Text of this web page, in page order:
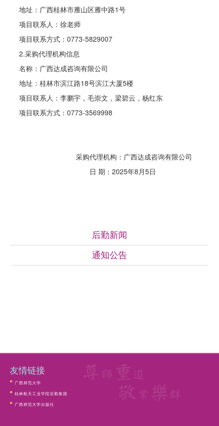
地址：广西桂林市雁山区雁中路1号
项目联系人：徐老师
项目联系方式：0773-5829007
2.采购代理机构信息
名称：广西达成咨询有限公司
地址：桂林市滨江路18号滨江大厦5楼
项目联系人：李鹏宇，毛崇文，梁碧云，杨红东
项目联系方式：0773-3569998
采购代理机构：广西达成咨询有限公司
日 期：2025年8月5日
后勤新闻
通知公告
友情链接
广西师范大学
桂林航天工业学院后勤集团
广西师范大学出版社